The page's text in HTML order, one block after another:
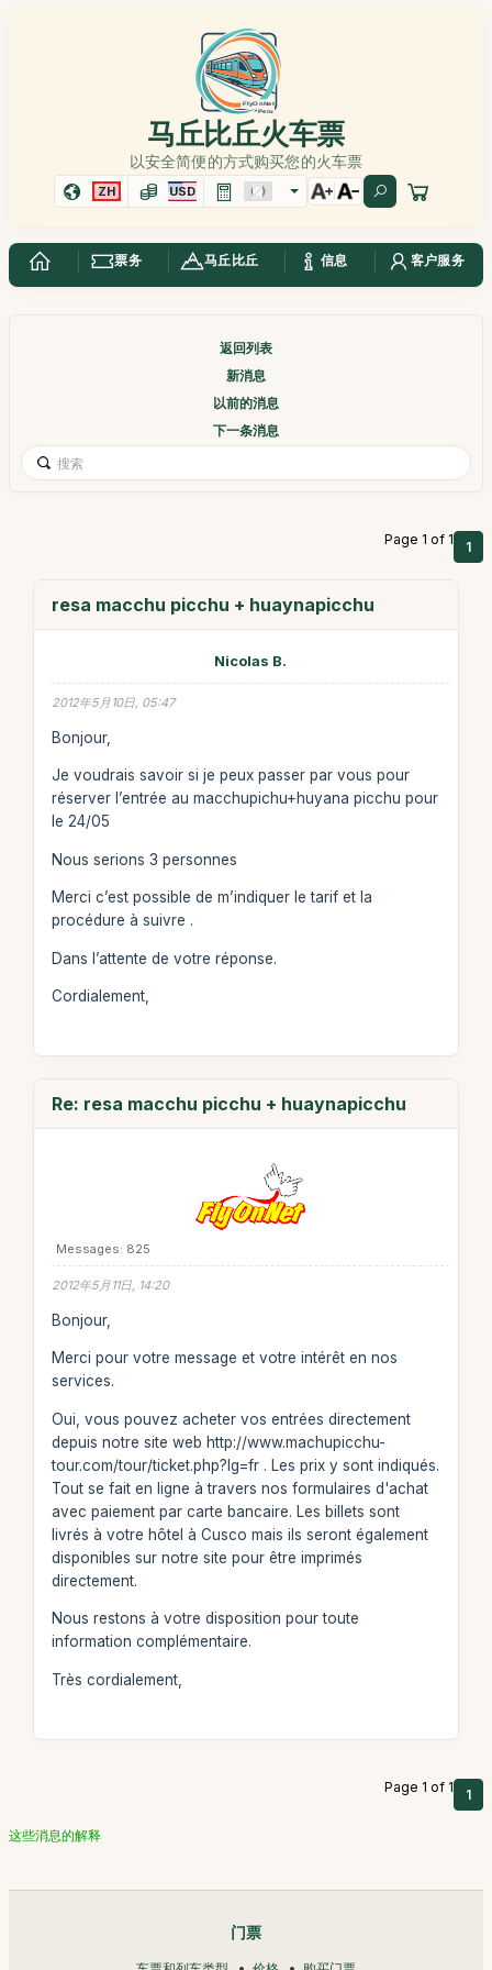
马丘比丘火车票
以安全简便的方式购买您的火车票
ZH USD
票务 马丘比丘 信息 客户服务
返回列表
新消息
以前的消息
下一条消息
Page 1 of 1 1
resa macchu picchu + huaynapicchu
Nicolas B.
2012年5月10日, 05:47
Bonjour,
Je voudrais savoir si je peux passer par vous pour
réserver l’entrée au macchupichu+huyana picchu pour
le 24/05
Nous serions 3 personnes
Merci c’est possible de m’indiquer le tarif et la
procédure à suivre .
Dans l’attente de votre réponse.
Cordialement,
Re: resa macchu picchu + huaynapicchu
Messages: 825
2012年5月11日, 14:20
Bonjour,
Merci pour votre message et votre intérêt en nos
services.
Oui, vous pouvez acheter vos entrées directement
depuis notre site web http://www.machupicchu-
tour.com/tour/ticket.php?lg=fr . Les prix y sont indiqués.
Tout se fait en ligne à travers nos formulaires d'achat
avec paiement par carte bancaire. Les billets sont
livrés à votre hôtel à Cusco mais ils seront également
disponibles sur notre site pour être imprimés
directement.
Nous restons à votre disposition pour toute
information complémentaire.
Très cordialement,
Page 1 of 1 1
这些消息的解释
门票